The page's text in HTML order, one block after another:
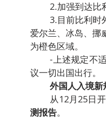
2.加强到达比
3.目前比利时
爱尔兰、冰岛、挪
为橙色区域。
-上述规定不
议一切出国出行。
外国人入境
从12月25日
测报告。